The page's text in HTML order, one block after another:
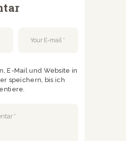
E-Mail und Website in
speichern, bis ich